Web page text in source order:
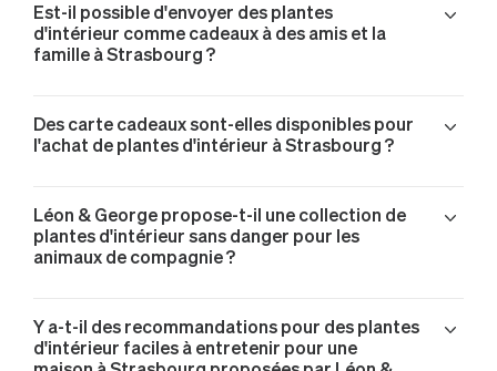
Est-il possible d'envoyer des plantes
d'intérieur comme cadeaux à des amis et la
famille à Strasbourg ?
Des carte cadeaux sont-elles disponibles pour
l'achat de plantes d'intérieur à Strasbourg ?
Léon & George propose-t-il une collection de
plantes d'intérieur sans danger pour les
animaux de compagnie ?
Y a-t-il des recommandations pour des plantes
d'intérieur faciles à entretenir pour une